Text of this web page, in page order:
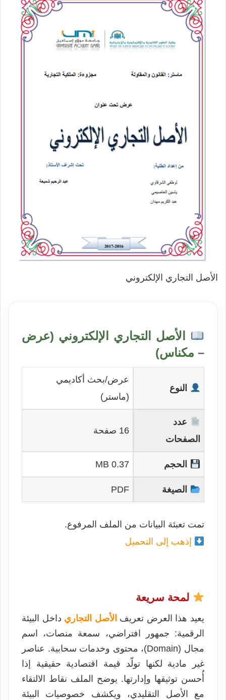
الأصل التجاري الإلكتروني
الأصل التجاري الإلكتروني (عرض
– مكناس)
النوع
عرض/بحث أكاديمي
(ماستر)
عدد
الصفحات
16 صفحة
الحجم 0.37 MB
الصيغة PDF
تمت تعبئة البيانات من الملف المرفوع.
إذهب إلى التحميل
لمحة سريعة
يعيد هذا العرض تعريف الأصل التجاري داخل البيئة
الرقمية: جمهور افتراضي، سمعة منصات، اسم
مجال (Domain)، محتوى وخدمات سحابية. عناصر
غير مادية لكنها تولّد قيمة اقتصادية حقيقية إذا
أُحسن توثيقها وإدارتها. يوضح الملف نقاط الالتقاء
مع الأصل التقليدي، ويكشف خصوصيات البيئة